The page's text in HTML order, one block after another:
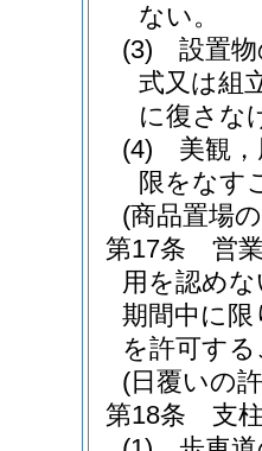
ない。
(3)
設置
式又は組
に復さな
(4)
美観
限をなす
(商品置場
第17条
営
用を認め
期間中に限
を許可す
(日覆いの
第18条
支